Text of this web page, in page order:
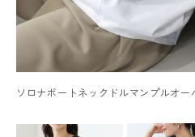
ソロナボートネックドルマンプルオー